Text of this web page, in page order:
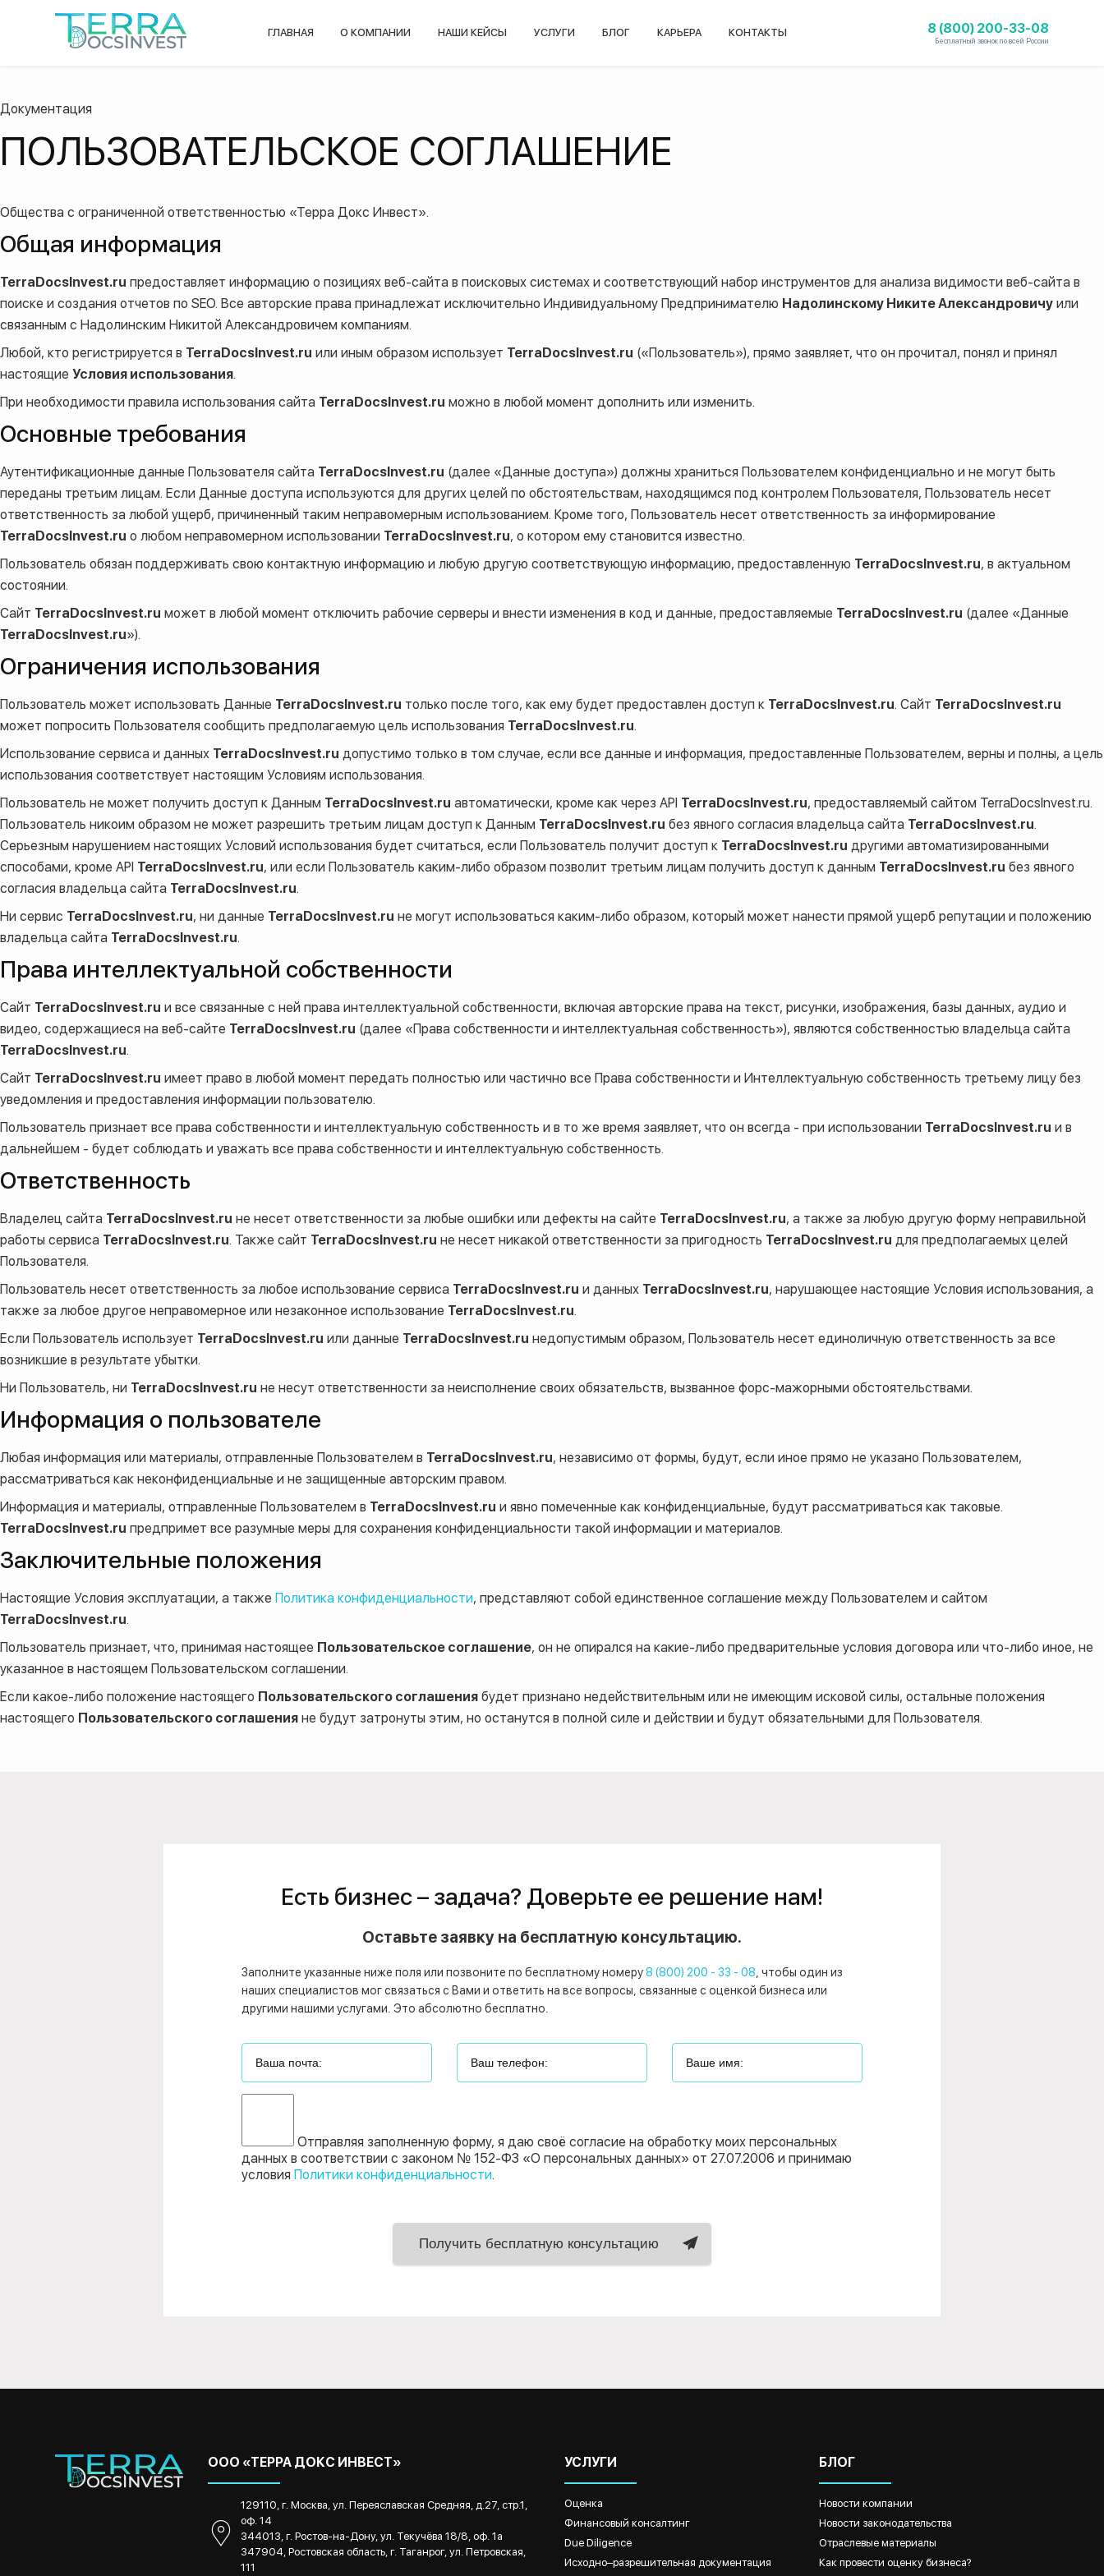
ГЛАВНАЯ О КОМПАНИИ НАШИ КЕЙСЫ УСЛУГИ БЛОГ КАРЬЕРА КОНТАКТЫ 8 (800) 200-33-08
Бесплатный звонок по всей России
Документация
ПОЛЬЗОВАТЕЛЬСКОЕ СОГЛАШЕНИЕ
Общества с ограниченной ответственностью «Терра Докс Инвест».
Общая информация
TerraDocsInvest.ru предоставляет информацию о позициях веб-сайта в поисковых системах и соответствующий набор инструментов для анализа видимости веб-сайта в
поиске и создания отчетов по SEO. Все авторские права принадлежат исключительно Индивидуальному Предпринимателю Надолинскому Никите Александровичу или
связанным с Надолинским Никитой Александровичем компаниям.
Любой, кто регистрируется в TerraDocsInvest.ru или иным образом использует TerraDocsInvest.ru («Пользователь»), прямо заявляет, что он прочитал, понял и принял
настоящие Условия использования.
При необходимости правила использования сайта TerraDocsInvest.ru можно в любой момент дополнить или изменить.
Основные требования
Аутентификационные данные Пользователя сайта TerraDocsInvest.ru (далее «Данные доступа») должны храниться Пользователем конфиденциально и не могут быть
переданы третьим лицам. Если Данные доступа используются для других целей по обстоятельствам, находящимся под контролем Пользователя, Пользователь несет
ответственность за любой ущерб, причиненный таким неправомерным использованием. Кроме того, Пользователь несет ответственность за информирование
TerraDocsInvest.ru о любом неправомерном использовании TerraDocsInvest.ru, о котором ему становится известно.
Пользователь обязан поддерживать свою контактную информацию и любую другую соответствующую информацию, предоставленную TerraDocsInvest.ru, в актуальном
состоянии.
Сайт TerraDocsInvest.ru может в любой момент отключить рабочие серверы и внести изменения в код и данные, предоставляемые TerraDocsInvest.ru (далее «Данные
TerraDocsInvest.ru»).
Ограничения использования
Пользователь может использовать Данные TerraDocsInvest.ru только после того, как ему будет предоставлен доступ к TerraDocsInvest.ru. Сайт TerraDocsInvest.ru
может попросить Пользователя сообщить предполагаемую цель использования TerraDocsInvest.ru.
Использование сервиса и данных TerraDocsInvest.ru допустимо только в том случае, если все данные и информация, предоставленные Пользователем, верны и полны, а цель
использования соответствует настоящим Условиям использования.
Пользователь не может получить доступ к Данным TerraDocsInvest.ru автоматически, кроме как через API TerraDocsInvest.ru, предоставляемый сайтом TerraDocsInvest.ru.
Пользователь никоим образом не может разрешить третьим лицам доступ к Данным TerraDocsInvest.ru без явного согласия владельца сайта TerraDocsInvest.ru.
Серьезным нарушением настоящих Условий использования будет считаться, если Пользователь получит доступ к TerraDocsInvest.ru другими автоматизированными
способами, кроме API TerraDocsInvest.ru, или если Пользователь каким-либо образом позволит третьим лицам получить доступ к данным TerraDocsInvest.ru без явного
согласия владельца сайта TerraDocsInvest.ru.
Ни сервис TerraDocsInvest.ru, ни данные TerraDocsInvest.ru не могут использоваться каким-либо образом, который может нанести прямой ущерб репутации и положению
владельца сайта TerraDocsInvest.ru.
Права интеллектуальной собственности
Сайт TerraDocsInvest.ru и все связанные с ней права интеллектуальной собственности, включая авторские права на текст, рисунки, изображения, базы данных, аудио и
видео, содержащиеся на веб-сайте TerraDocsInvest.ru (далее «Права собственности и интеллектуальная собственность»), являются собственностью владельца сайта
TerraDocsInvest.ru.
Сайт TerraDocsInvest.ru имеет право в любой момент передать полностью или частично все Права собственности и Интеллектуальную собственность третьему лицу без
уведомления и предоставления информации пользователю.
Пользователь признает все права собственности и интеллектуальную собственность и в то же время заявляет, что он всегда - при использовании TerraDocsInvest.ru и в
дальнейшем - будет соблюдать и уважать все права собственности и интеллектуальную собственность.
Ответственность
Владелец сайта TerraDocsInvest.ru не несет ответственности за любые ошибки или дефекты на сайте TerraDocsInvest.ru, а также за любую другую форму неправильной
работы сервиса TerraDocsInvest.ru. Также сайт TerraDocsInvest.ru не несет никакой ответственности за пригодность TerraDocsInvest.ru для предполагаемых целей
Пользователя.
Пользователь несет ответственность за любое использование сервиса TerraDocsInvest.ru и данных TerraDocsInvest.ru, нарушающее настоящие Условия использования, а
также за любое другое неправомерное или незаконное использование TerraDocsInvest.ru.
Если Пользователь использует TerraDocsInvest.ru или данные TerraDocsInvest.ru недопустимым образом, Пользователь несет единоличную ответственность за все
возникшие в результате убытки.
Ни Пользователь, ни TerraDocsInvest.ru не несут ответственности за неисполнение своих обязательств, вызванное форс-мажорными обстоятельствами.
Информация о пользователе
Любая информация или материалы, отправленные Пользователем в TerraDocsInvest.ru, независимо от формы, будут, если иное прямо не указано Пользователем,
рассматриваться как неконфиденциальные и не защищенные авторским правом.
Информация и материалы, отправленные Пользователем в TerraDocsInvest.ru и явно помеченные как конфиденциальные, будут рассматриваться как таковые.
TerraDocsInvest.ru предпримет все разумные меры для сохранения конфиденциальности такой информации и материалов.
Заключительные положения
Настоящие Условия эксплуатации, а также Политика конфиденциальности, представляют собой единственное соглашение между Пользователем и сайтом
TerraDocsInvest.ru.
Пользователь признает, что, принимая настоящее Пользовательское соглашение, он не опирался на какие-либо предварительные условия договора или что-либо иное, не
указанное в настоящем Пользовательском соглашении.
Если какое-либо положение настоящего Пользовательского соглашения будет признано недействительным или не имеющим исковой силы, остальные положения
настоящего Пользовательского соглашения не будут затронуты этим, но останутся в полной силе и действии и будут обязательными для Пользователя.
Есть бизнес – задача? Доверьте ее решение нам!
Оставьте заявку на бесплатную консультацию.
Заполните указанные ниже поля или позвоните по бесплатному номеру8 (800) 200 - 33 - 08, чтобы один из
наших специалистов мог связаться с Вами и ответить на все вопросы, связанные с оценкой бизнеса или
другими нашими услугами. Это абсолютно бесплатно.
Отправляя заполненную форму, я даю своё согласие на обработку моих персональных
данных в соответствии с законом № 152-ФЗ «О персональных данных» от 27.07.2006 и принимаю
условия Политики конфиденциальности.
Получить бесплатную консультацию
ООО «ТЕРРА ДОКС ИНВЕСТ»
129110, г. Москва, ул. Переяславская Средняя, д.27, стр.1,
оф. 14
344013, г. Ростов-на-Дону, ул. Текучёва 18/8, оф. 1а
347904, Ростовская область, г. Таганрог, ул. Петровская,
111
УСЛУГИ
Оценка
Финансовый консалтинг
Due Diligence
Исходно–разрешительная документация
БЛОГ
Новости компании
Новости законодательства
Отраслевые материалы
Как провести оценку бизнеса?